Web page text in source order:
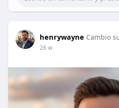
henrywayne Cambio
26 w